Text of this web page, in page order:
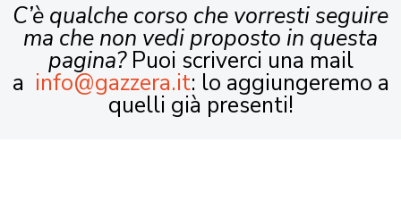
C’è qualche corso che vorresti seguire
ma che non vedi proposto in questa
pagina?Puoi scriverci una mail
a info@gazzera.it: lo aggiungeremo a
quelli già presenti!